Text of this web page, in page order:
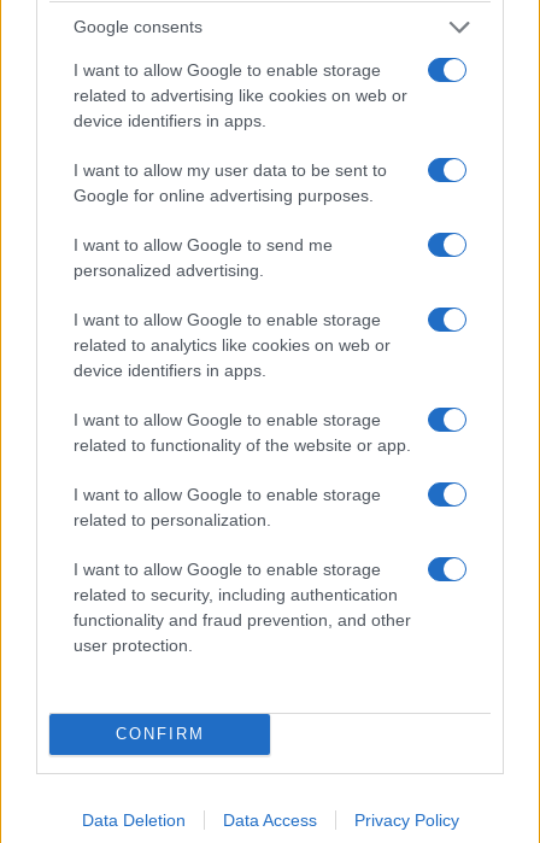
Google consents
I want to allow Google to enable storage
related to advertising like cookies on web or
device identifiers in apps.
I want to allow my user data to be sent to
Google for online advertising purposes.
I want to allow Google to send me
personalized advertising.
I want to allow Google to enable storage
related to analytics like cookies on web or
device identifiers in apps.
I want to allow Google to enable storage
related to functionality of the website or app.
I want to allow Google to enable storage
related to personalization.
I want to allow Google to enable storage
related to security, including authentication
functionality and fraud prevention, and other
user protection.
CONFIRM
Data Deletion Data Access Privacy Policy
ΠΟΛΙΤΙΚΗ
Συνταγματική αναθεώρηση: 33 διατάξεις
εγκρίθηκαν για να προχωρήσει η διαδικασία – Οι
τελικές αλλαγές
ΠΟΛΙΤΙΚΗ
Συνταγματική αναθεώρηση: Σήμερα η πρώτη